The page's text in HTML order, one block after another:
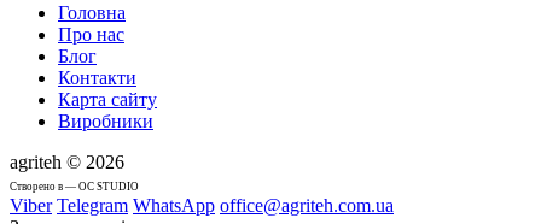
Головна
Про нас
Блог
Контакти
Карта сайту
Виробники
agriteh © 2026
Cтворено в — OC STUDIO
Viber Telegram WhatsApp office@agriteh.com.ua